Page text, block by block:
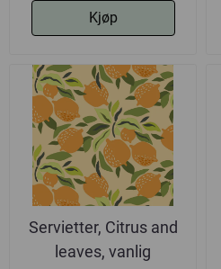
Kjøp
Servietter, Citrus and
leaves, vanlig